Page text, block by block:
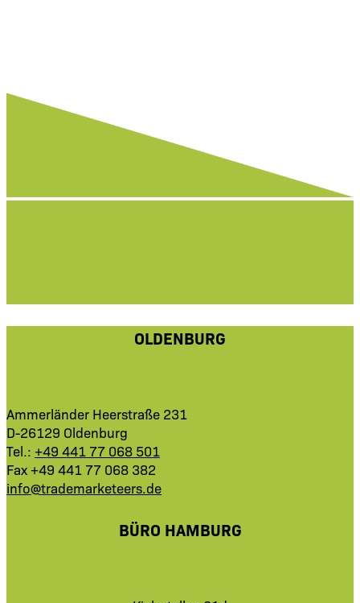
OLDENBURG
Ammerländer Heerstraße 231
D-26129 Oldenburg
Tel.: +49 441 77 068 501
Fax +49 441 77 068 382
info@trademarketeers.de
BÜRO HAMBURG